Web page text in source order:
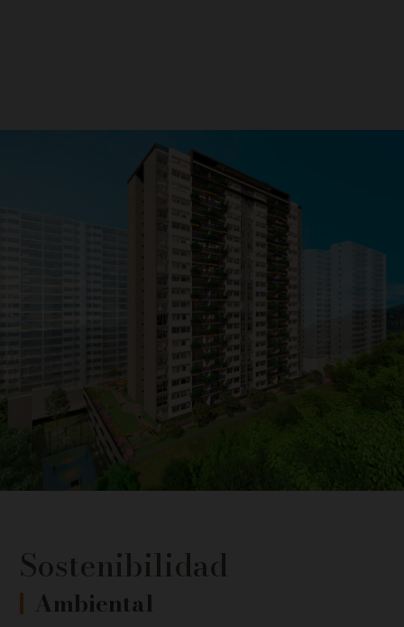
Sostenibilidad
Ambiental